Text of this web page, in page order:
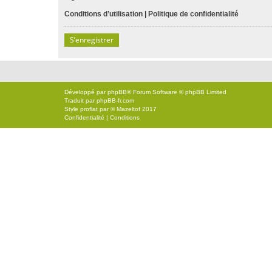
Conditions d’utilisation | Politique de confidentialité
S’enregistrer
Développé parphpBB® Forum Software © phpBB Limited
Traduit parphpBB-fr.com
Style proflat par ©Mazeltof 2017
Confidentialité | Conditions